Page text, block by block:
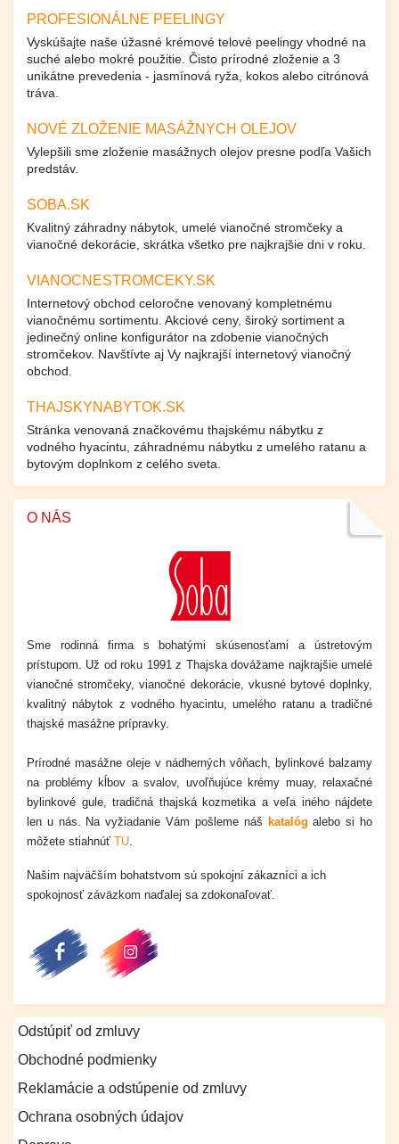
PROFESIONÁLNE PEELINGY
Vyskúšajte naše úžasné krémové telové peelingy vhodné na
suché alebo mokré použitie. Čisto prírodné zloženie a 3
unikátne prevedenia - jasmínová ryža, kokos alebo citrónová
tráva.
NOVÉ ZLOŽENIE MASÁŽNYCH OLEJOV
Vylepšili sme zloženie masážnych olejov presne podľa Vašich
predstáv.
SOBA.SK
Kvalitný záhradny nábytok, umelé vianočné stromčeky a
vianočné dekorácie, skrátka všetko pre najkrajšie dni v roku.
VIANOCNESTROMCEKY.SK
Internetový obchod celoročne venovaný kompletnému
vianočnému sortimentu. Akciové ceny, široký sortiment a
jedinečný online konfigurátor na zdobenie vianočných
stromčekov. Navštívte aj Vy najkrajší internetový vianočný
obchod.
THAJSKYNABYTOK.SK
Stránka venovaná značkovému thajskému nábytku z
vodného hyacintu, záhradnému nábytku z umelého ratanu a
bytovým doplnkom z celého sveta.
O NÁS
Sme rodinná firma s bohatými skúsenosťami a ústretovým
prístupom. Už od roku 1991 z Thajska dovážame najkrajšie umelé
vianočné stromčeky, vianočné dekorácie, vkusné bytové doplnky,
kvalitný nábytok z vodného hyacintu, umelého ratanu a tradičné
thajské masážne prípravky.
Prírodné masážne oleje v nádherných vôňach, bylinkové balzamy
na problémy kĺbov a svalov, uvoľňujúce krémy muay, relaxačné
bylinkové gule, tradičná thajská kozmetika a veľa iného nájdete
len u nás.
Na vyžiadanie Vám pošleme náš katalóg alebo si ho
môžete stiahnúť TU
Našim najväčším bohatstvom sú spokojní zákazníci a ich
spokojnosť záväzkom naďalej sa zdokonaľovať.
Odstúpiť od zmluvy
Obchodné podmienky
Reklamácie a odstúpenie od zmluvy
Ochrana osobných údajov